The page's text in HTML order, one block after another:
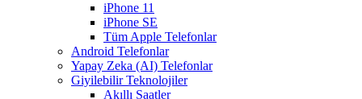
iPhone 11
iPhone SE
Tüm Apple Telefonlar
Android Telefonlar
Yapay Zeka (AI) Telefonlar
Giyilebilir Teknolojiler
Akıllı Saatler